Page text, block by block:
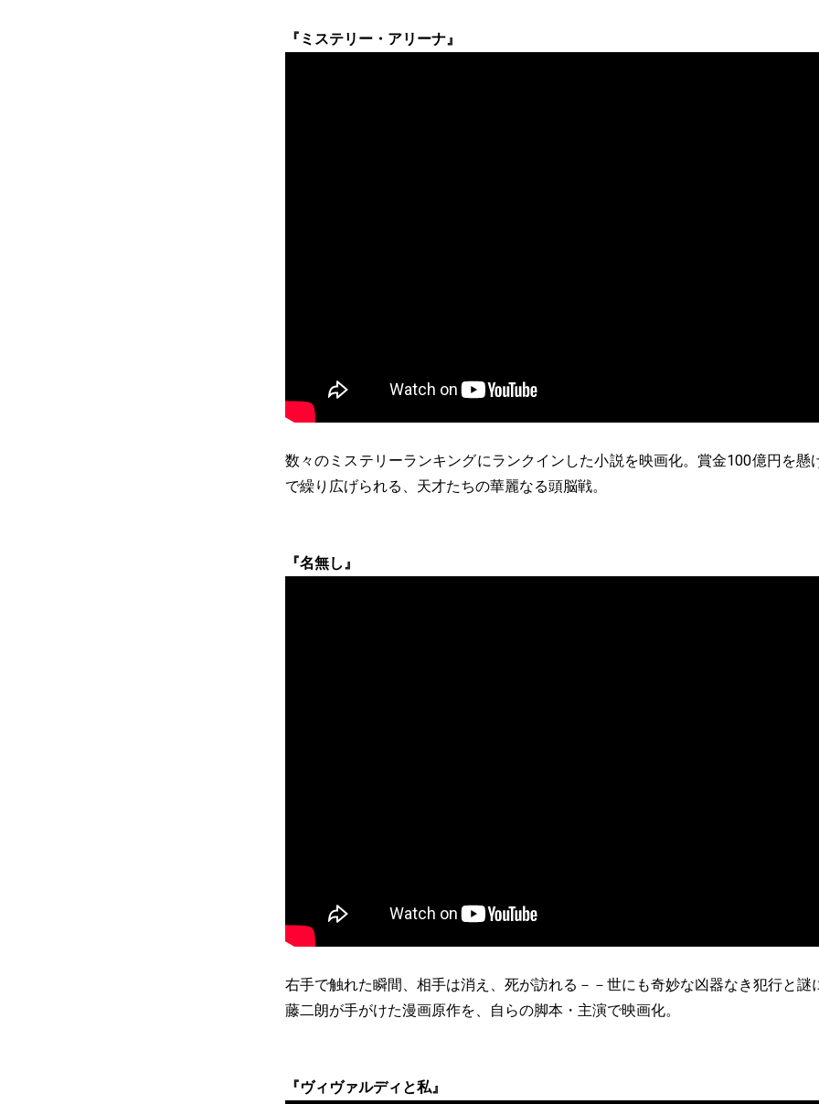
『ミステリー・アリーナ』
数々のミステリーランキングにランクインした小説を映画化。賞金100億円を懸
で繰り広げられる、天才たちの華麗なる頭脳戦。
『名無し』
右手で触れた瞬間、相手は消え、死が訪れる－－世にも奇妙な凶器なき犯行と謎
藤二朗が手がけた漫画原作を、自らの脚本・主演で映画化。
『ヴィヴァルディと私』